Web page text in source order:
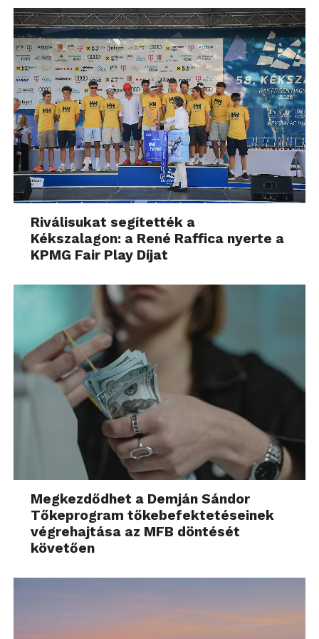
Külön kiemelnénk még a projektor alacsony
kékfény-kibocsátását, melynek előnye, hogy
enyhítik a szemre gyakorolt terhelést, így hosszú
távú használatkor is kevésbé fárasztják a
felhasználót.
Hangzás
A kiváló hangzást a Harman Kardon hangszórók
biztosítják. Alapvetően elegendő erővel rendelkezik
a különböző hangtartományok megszólaltatásához.
Amennyiben mégis nagyobb hangerőre lenne
szükségünk, akkor – ahogy korábban írtuk – a
projektor hangja egy külső hangszórórendszerre is
továbbítható, amit szabványos mini-jack
megtehetünk.
Kinek ajánljuk a ViewSonic M1X-
et?
Röviden, akiknek fontos a teljes szabadság. Az M1X
hordozható projektor valódi szabadságot nyújt,
Riválisukat segítették a
Kékszalagon: a René Raffica nyerte a
KPMG Fair Play Díjat
Megkezdődhet a Demján Sándor
Tőkeprogram tőkebefektetéseinek
végrehajtása az MFB döntését
követően